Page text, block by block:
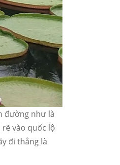
đường như là
rẽ vào quốc lộ
đi thẳng là